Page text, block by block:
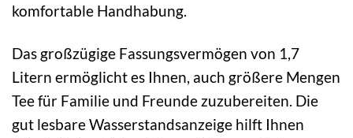
komfortable Handhabung.
Das großzügige Fassungsvermögen von 1,7
Litern ermöglicht es Ihnen, auch größere Mengen
Tee für Familie und Freunde zuzubereiten. Die
gut lesbare Wasserstandsanzeige hilft Ihnen